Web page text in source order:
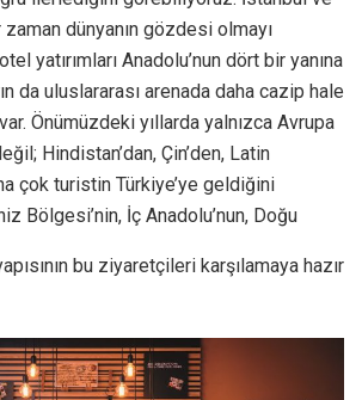
dünyanın gözdesi olmayı
yatırımları Anadolu’nun dört bir yanına
da uluslararası arenada daha cazip hale
Önümüzdeki yıllarda yalnızca Avrupa
Hindistan’dan, Çin’den, Latin
çok turistin Türkiye’ye geldiğini
Bölgesi’nin, İç Anadolu’nun, Doğu
bu ziyaretçileri karşılamaya hazır